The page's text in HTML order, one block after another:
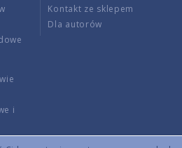
i
Kontakt ze sklepem
Dla autorów